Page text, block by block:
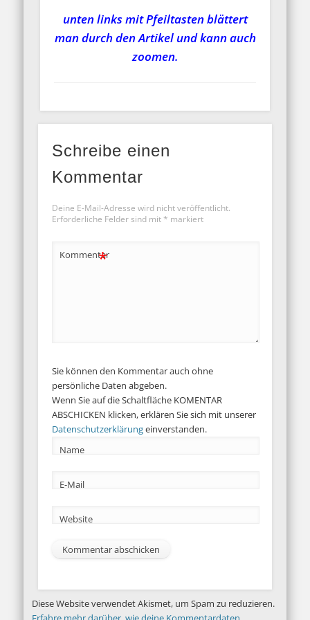
unten links mit Pfeiltasten blättert
man durch den Artikel und kann auch
zoomen.
Schreibe einen
Kommentar
Deine E-Mail-Adresse wird nicht veröffentlicht.
Erforderliche Felder sind mit * markiert
Kommentar
*
Sie können den Kommentar auch ohne
persönliche Daten abgeben.
Wenn Sie auf die Schaltfläche KOMENTAR
ABSCHICKEN klicken, erklären Sie sich mit unserer
Datenschutzerklärungeinverstanden.
Name
E-Mail
Website
Diese Website verwendet Akismet, um Spam zu reduzieren.